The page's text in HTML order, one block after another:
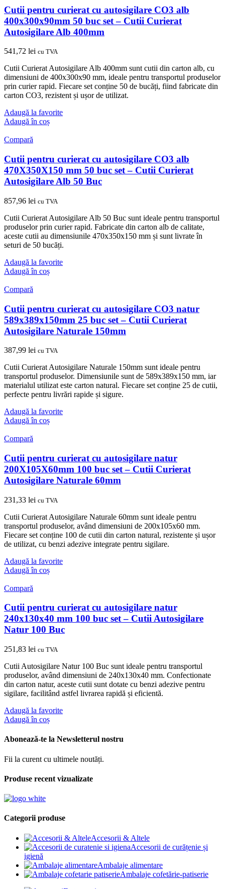
Cutii pentru curierat cu autosigilare CO3 alb
400x300x90mm 50 buc set – Cutii Curierat
Autosigilare Alb 400mm
541,72 lei cu TVA
Cutii Curierat Autosigilare Alb 400mm sunt cutii din carton alb, cu
dimensiuni de 400x300x90 mm, ideale pentru transportul produselor
prin curier rapid. Fiecare set conține 50 de bucăți, fiind fabricate din
carton CO3, rezistent și ușor de utilizat.
Adaugă la favorite
Adaugă în coș
Compară
Cutii pentru curierat cu autosigilare CO3 alb
470X350X150 mm 50 buc set – Cutii Curierat
Autosigilare Alb 50 Buc
857,96 lei cu TVA
Cutii Curierat Autosigilare Alb 50 Buc sunt ideale pentru transportul
produselor prin curier rapid. Fabricate din carton alb de calitate,
aceste cutii au dimensiunile 470x350x150 mm și sunt livrate în
seturi de 50 bucăți.
Adaugă la favorite
Adaugă în coș
Compară
Cutii pentru curierat cu autosigilare CO3 natur
589x389x150mm 25 buc set – Cutii Curierat
Autosigilare Naturale 150mm
387,99 lei cu TVA
Cutii Curierat Autosigilare Naturale 150mm sunt ideale pentru
transportul produselor. Dimensiunile sunt de 589x389x150 mm, iar
materialul utilizat este carton natural. Fiecare set conține 25 de cutii,
perfecte pentru livrări rapide și sigure.
Adaugă la favorite
Adaugă în coș
Compară
Cutii pentru curierat cu autosigilare natur
200X105X60mm 100 buc set – Cutii Curierat
Autosigilare Naturale 60mm
231,33 lei cu TVA
Cutii Curierat Autosigilare Naturale 60mm sunt ideale pentru
transportul produselor, având dimensiuni de 200x105x60 mm.
Fiecare set conține 100 de cutii din carton natural, rezistente și ușor
de utilizat, cu benzi adezive integrate pentru sigilare.
Adaugă la favorite
Adaugă în coș
Compară
Cutii pentru curierat cu autosigilare natur
240x130x40 mm 100 buc set – Cutii Autosigilare
Natur 100 Buc
251,83 lei cu TVA
Cutii Autosigilare Natur 100 Buc sunt ideale pentru transportul
produselor, având dimensiuni de 240x130x40 mm. Confectionate
din carton natur, aceste cutii sunt dotate cu benzi adezive pentru
sigilare, facilitând astfel livrarea rapidă și eficientă.
Adaugă la favorite
Adaugă în coș
Abonează-te la Newsletterul nostru
Fii la curent cu ultimele noutăți.
Produse recent vizualizate
Categorii produse
Accesorii & Altele
Accesorii de curățenie și
igienă
Ambalaje alimentare
Ambalaje cofetărie-patiserie